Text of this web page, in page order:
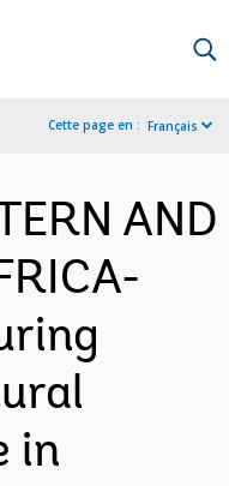
Cette page en : Français
AND
in